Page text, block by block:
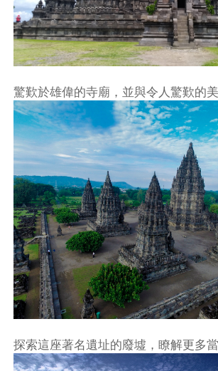
驚歎於雄偉的寺廟，並與令人驚歎的
探索這座著名遺址的廢墟，瞭解更多